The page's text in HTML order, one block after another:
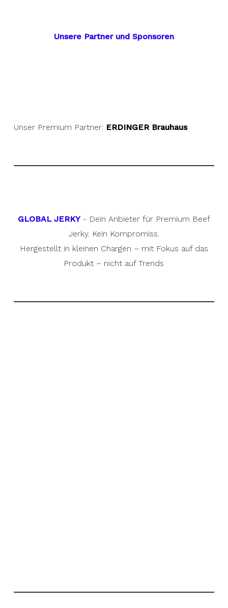
Unsere Partner und Sponsoren
Unser Premium Partner: ERDINGER Brauhaus
GLOBAL JERKY- Dein Anbieter für Premium Beef
Jerky. Kein Kompromiss.
Hergestellt in kleinen Chargen – mit Fokus auf das
Produkt – nicht auf Trends